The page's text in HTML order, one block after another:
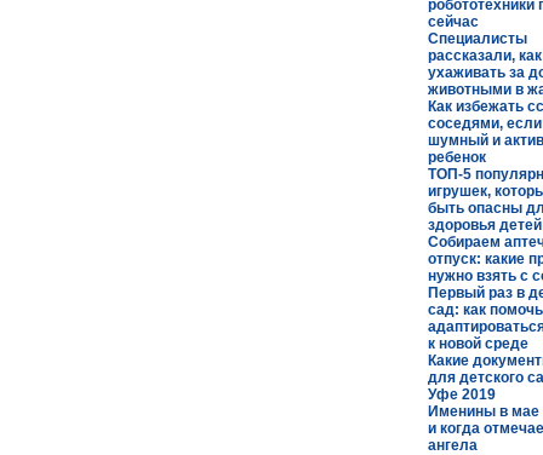
робототехники
сейчас
Специалисты
рассказали,
ухаживать за
животными в
Как избежать
соседями,
шумный и
ребенок
ТОП-5
игрушек,
быть опасны
здоровья детей
Собираем
отпуск: какие
нужно взять с
Первый раз в
сад: как помочь
к новой среде
Какие
для детского
Уфе 2019
Именины в мае
и когда
ангела